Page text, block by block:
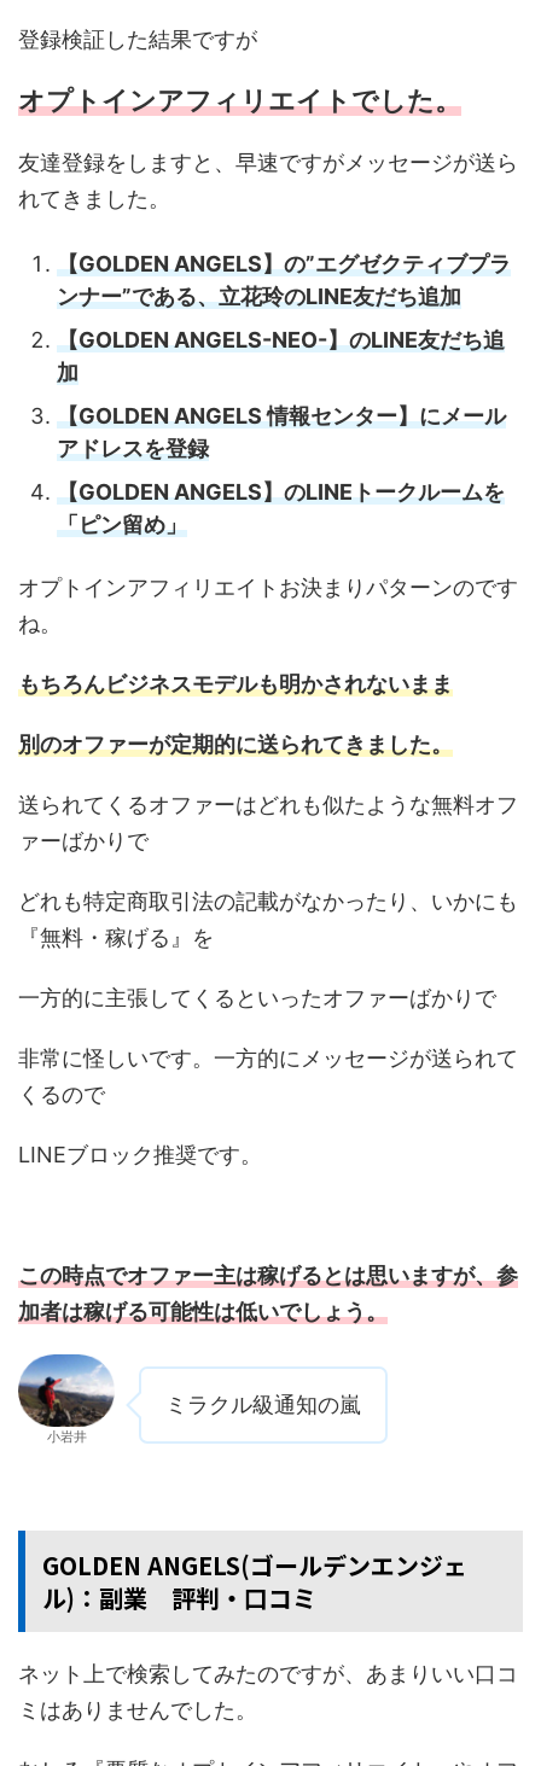
登録検証した結果ですが
オプトインアフィリエイトでした。
友達登録をしますと、早速ですがメッセージが送ら
れてきました。
【GOLDEN ANGELS】の”エグゼクティブプラ
ンナー”である、立花玲のLINE友だち追加
【GOLDEN ANGELS-NEO-】のLINE友だち追
加
【GOLDEN ANGELS 情報センター】にメール
アドレスを登録
【GOLDEN ANGELS】のLINEトークルームを
「ピン留め」
オプトインアフィリエイトお決まりパターンのです
ね。
もちろんビジネスモデルも明かされないまま
別のオファーが定期的に送られてきました。
送られてくるオファーはどれも似たような無料オフ
ァーばかりで
どれも特定商取引法の記載がなかったり、いかにも
『無料・稼げる』を
一方的に主張してくるといったオファーばかりで
非常に怪しいです。一方的にメッセージが送られて
くるので
LINEブロック推奨です。
この時点でオファー主は稼げるとは思いますが、参
加者は稼げる可能性は低いでしょう。
小岩井
ミラクル級通知の嵐
GOLDEN ANGELS(ゴールデンエンジェ
ル)：副業 評判・口コミ
ネット上で検索してみたのですが、あまりいい口コ
ミはありませんでした。